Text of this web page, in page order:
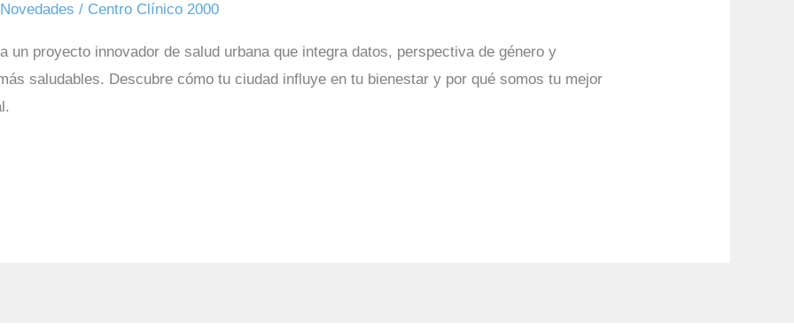
Novedades / Centro Clínico 2000
un proyecto innovador de salud urbana que integra datos, perspectiva de género y
saludables. Descubre cómo tu ciudad influye en tu bienestar y por qué somos tu mejor